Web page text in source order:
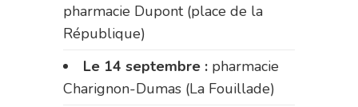
pharmacie Dupont (place de la
République)
Le 14 septembre : pharmacie
Charignon-Dumas (La Fouillade)